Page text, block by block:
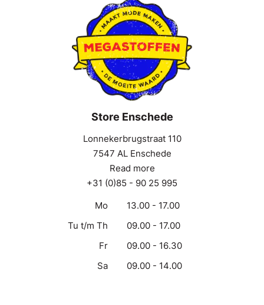
Store Enschede
Lonnekerbrugstraat 110
7547 AL Enschede
Read more
+31 (0)85 - 90 25 995
Mo
13.00 - 17.00
Tu t/m Th
09.00 - 17.00
Fr
09.00 - 16.30
Sa
09.00 - 14.00